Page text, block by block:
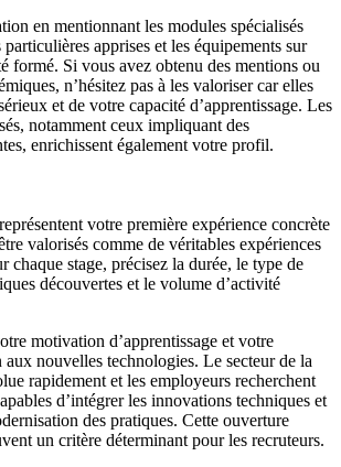
en mentionnant les modules spécialisés
apprises et les équipements sur
formé. Si vous avez obtenu des mentions ou
n’hésitez pas à les valoriser car elles
et de votre capacité d’apprentissage. Les
notamment ceux impliquant des
enrichissent également votre profil.
votre première expérience concrète
valorisés comme de véritables expériences
chaque stage, précisez la durée, le type de
découvertes et le volume d’activité
motivation d’apprentissage et votre
aux nouvelles technologies. Le secteur de la
rapidement et les employeurs recherchent
d’intégrer les innovations techniques et
des pratiques. Cette ouverture
un critère déterminant pour les recruteurs.